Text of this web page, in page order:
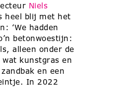
Niels
heel blij met het
‘We hadden
betonwoestijn:
alleen onder de
kunstgras en
en een
In 2022